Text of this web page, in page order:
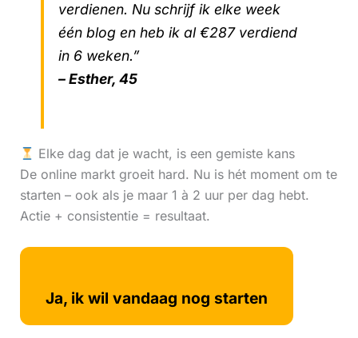
verdienen. Nu schrijf ik elke week
één blog en heb ik al €287 verdiend
in 6 weken.”
– Esther, 45
Elke dag dat je wacht, is een gemiste kans
De online markt groeit hard. Nu is hét moment om te
starten – ook als je maar 1 à 2 uur per dag hebt.
Actie + consistentie = resultaat.
Ja, ik wil vandaag nog starten